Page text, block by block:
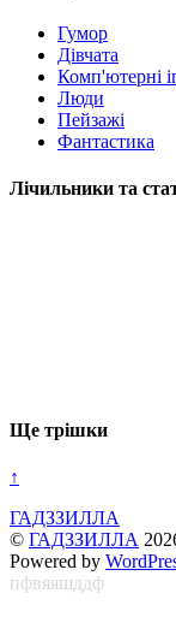
Гумор
Дівчата
Комп'ютерні
Люди
Пейзажі
Фантастика
Лічильники та
Ще трішки
↑
ГАДЗЗИЛЛА
© ГАДЗЗИЛЛА
Powered by
пфвяяшддф